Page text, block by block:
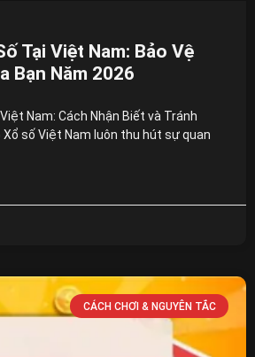
Tại Việt Nam: Bảo Vệ
Bạn Năm 2026
Nam: Cách Nhận Biết và Tránh
Xổ số Việt Nam luôn thu hút sự quan
CÁCH CHƠI & NGUYÊN TẮC